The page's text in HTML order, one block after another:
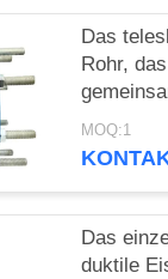
Das
Rohr, das
abbaut,
MOQ:1
Das
duktile